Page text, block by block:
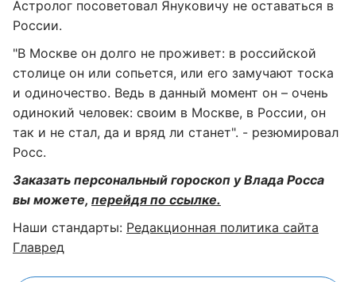
Астролог посоветовал Януковичу не оставаться в
России.
"В Москве он долго не проживет: в российской
столице он или сопьется, или его замучают тоска
и одиночество. Ведь в данный момент он – очень
одинокий человек: своим в Москве, в России, он
так и не стал, да и вряд ли станет". - резюмировал
Росс.
Заказать персональный гороскоп у Влада Росса
вы можете, перейдя по ссылке.
Наши стандарты: Редакционная политика сайта
Главред